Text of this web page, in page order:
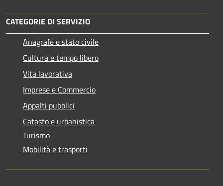
CATEGORIE DI SERVIZIO
Anagrafe e stato civile
Cultura e tempo libero
Vita lavorativa
Imprese e Commercio
Appalti pubblici
Catasto e urbanistica
Turismo
Mobilità e trasporti